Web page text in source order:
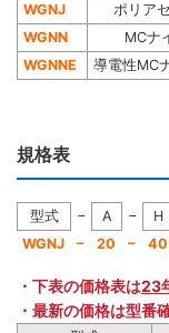
WGNJ
ポリア
WGNN
MCナ
WGNNE
導電性MC
規格表
型式 − A −
H
WGNJ
− 20 − 40
・下表の価格表は23
・最新の価格は型番